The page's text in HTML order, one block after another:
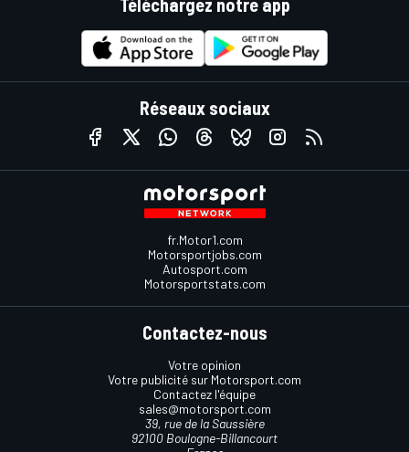
Téléchargez notre app
Réseaux sociaux
fr.Motor1.com
Motorsportjobs.com
Autosport.com
Motorsportstats.com
Contactez-nous
Votre opinion
Votre publicité sur Motorsport.com
Contactez l'équipe
sales@motorsport.com
39, rue de la Saussière
92100 Boulogne-Billancourt